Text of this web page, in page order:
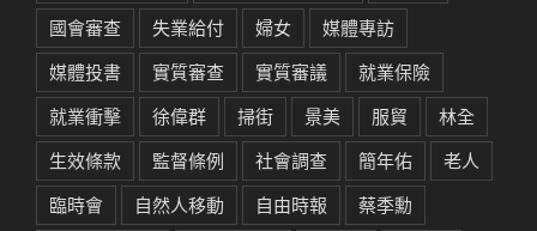
國會審查
失業給付 婦女
媒體專訪
媒體投書
實質審查 實質審議
就業保險
就業衝擊
徐偉群 掃街 景美 服貿
林全
生效條款
監督條例 社會調查 簡年佑
老人
臨時會
自然人移動 自由時報
蔡季勳